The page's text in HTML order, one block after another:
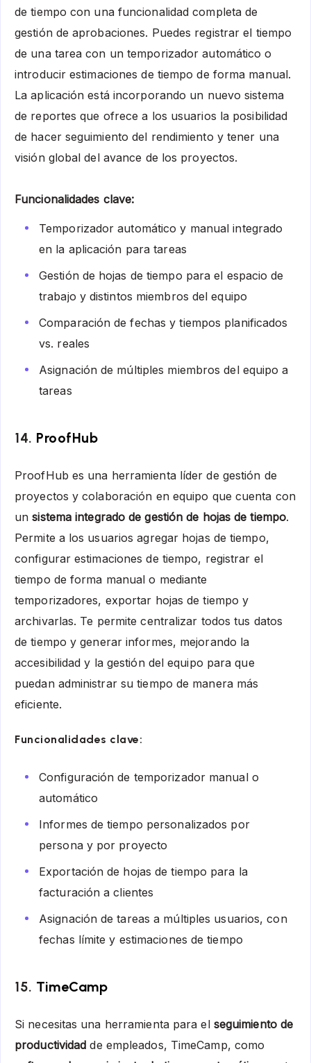
de tiempo con una funcionalidad completa de
gestión de aprobaciones. Puedes registrar el tiempo
de una tarea con un temporizador automático o
introducir estimaciones de tiempo de forma manual.
La aplicación está incorporando un nuevo sistema
de reportes que ofrece a los usuarios la posibilidad
de hacer seguimiento del rendimiento y tener una
visión global del avance de los proyectos.
Funcionalidades clave:
Temporizador automático y manual integrado
en la aplicación para tareas
Gestión de hojas de tiempo para el espacio de
trabajo y distintos miembros del equipo
Comparación de fechas y tiempos planificados
vs. reales
Asignación de múltiples miembros del equipo a
tareas
14. ProofHub
ProofHub es una herramienta líder de gestión de
proyectos y colaboración en equipo que cuenta con
unsistema integrado de gestión de hojas de tiempo.
Permite a los usuarios agregar hojas de tiempo,
configurar estimaciones de tiempo, registrar el
tiempo de forma manual o mediante
temporizadores, exportar hojas de tiempo y
archivarlas. Te permite centralizar todos tus datos
de tiempo y generar informes, mejorando la
accesibilidad y la gestión del equipo para que
puedan administrar su tiempo de manera más
eficiente.
Funcionalidades clave:
Configuración de temporizador manual o
automático
Informes de tiempo personalizados por
persona y por proyecto
Exportación de hojas de tiempo para la
facturación a clientes
Asignación de tareas a múltiples usuarios, con
fechas límite y estimaciones de tiempo
15. TimeCamp
Si necesitas una herramienta para el seguimiento de
productividad de empleados, TimeCamp, como